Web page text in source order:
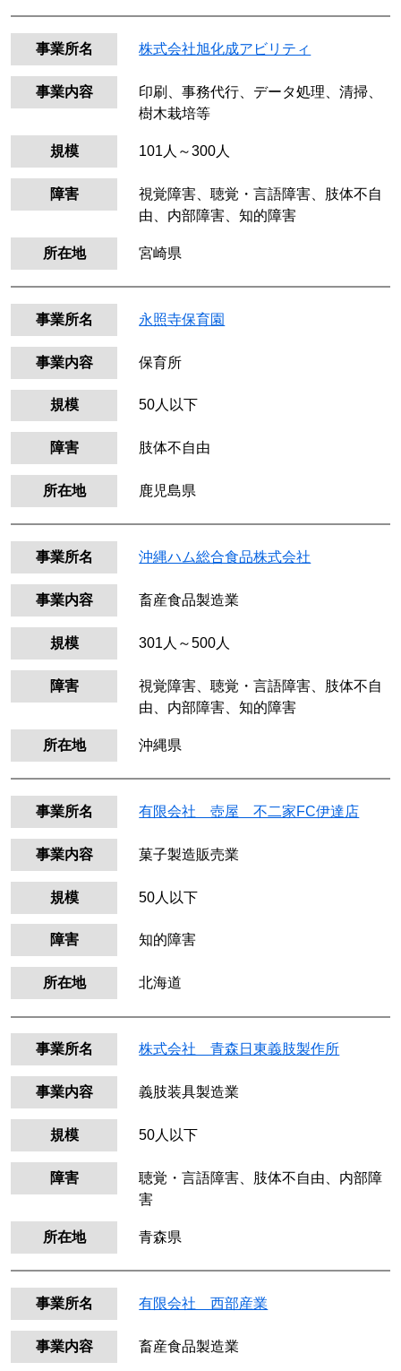
事業所名 株式会社旭化成アビリティ
事業内容
印刷、事務代行、データ処理、清掃、
樹木栽培等
規模 101人～300人
障害
視覚障害、聴覚・言語障害、肢体不自
由、内部障害、知的障害
所在地 宮崎県
事業所名 永照寺保育園
事業内容 保育所
規模 50人以下
障害 肢体不自由
所在地 鹿児島県
事業所名 沖縄ハム総合食品株式会社
事業内容 畜産食品製造業
規模 301人～500人
障害
視覚障害、聴覚・言語障害、肢体不自
由、内部障害、知的障害
所在地 沖縄県
事業所名 有限会社 壺屋 不二家FC伊達店
事業内容 菓子製造販売業
規模 50人以下
障害 知的障害
所在地 北海道
事業所名 株式会社 青森日東義肢製作所
事業内容 義肢装具製造業
規模 50人以下
障害
聴覚・言語障害、肢体不自由、内部障
害
所在地 青森県
事業所名 有限会社 西部産業
事業内容 畜産食品製造業